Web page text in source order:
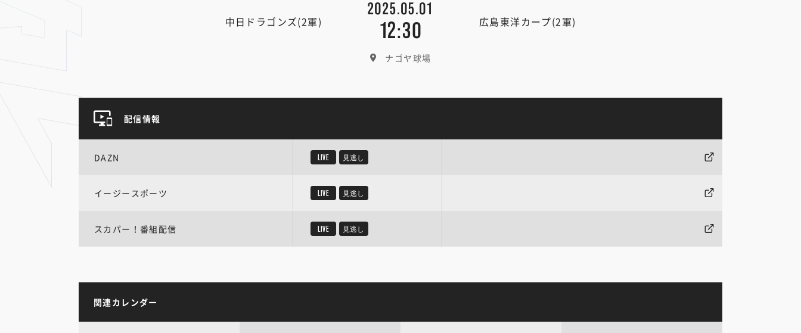
中日ドラゴンズ(2軍)
2025.05.01
12:30 広島東洋カープ(2軍)
ナゴヤ球場
配信情報
DAZN LIVE 見逃し
イージースポーツ LIVE 見逃し
スカパー！番組配信 LIVE 見逃し
関連カレンダー